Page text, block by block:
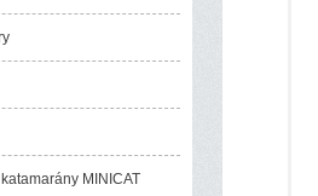
MINICAT